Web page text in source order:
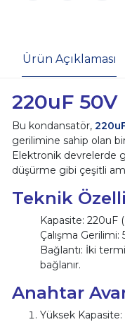
Ürün Açıklaması
220uF
Bu kondansatör,
gerilimine sahip olan
Elektronik devrelerde
düşürme gibi çeşitli
Teknik
Kapasite: 220uF (
Çalışma Gerilimi:
Bağlantı: İki
bağlanır.
Anahtar
Yüksek